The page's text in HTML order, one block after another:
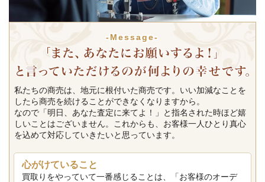
-Message-
私たちの商売は、地元に根付いた商売です。いい加減なことを
したら商売を続けることができなくなりますから。
なので「明日、あなた査定に来てよ！」と指名された時ほど嬉
しいことはございません。これからも、お客様一人ひとり真心
を込めて対応していきたいと思っています。
心がけていること
買取りをやっていて一番感じることは、「お客様のオーデ